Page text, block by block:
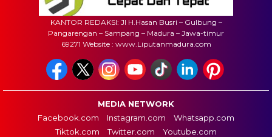
KANTOR REDAKSI: Jl H.Hasan Busri – Gulbung –
Pangarengan – Sampang – Madura – Jawa-timur
69271 Website : www.Liputanmadura.com
MEDIA NETWORK
Facebook.com
Instagram.com
Whatsapp.com
Tiktok.com
Twitter.com Youtube.com